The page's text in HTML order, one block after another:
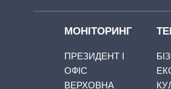
МОНІТОРИНГ
ПРЕЗИДЕНТ І
ОФІС
ВЕРХОВНА